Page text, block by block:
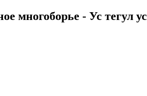
многоборье - Ус тегул ус